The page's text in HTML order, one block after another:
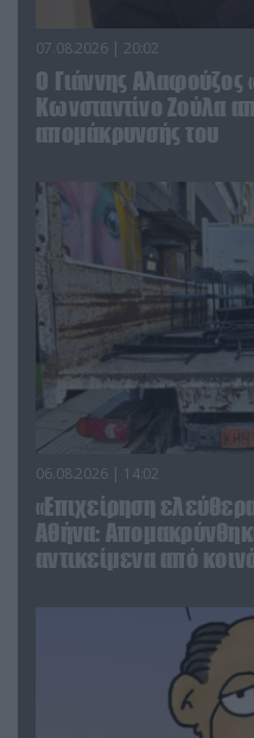
07.08.2026 | 20:02
Ο Γιάννης Αλαφούζος
Κωνσταντίνο Ζούλα
απομάκρυνσής του
06.08.2026 | 14:02
«Επιχείρηση
Αθήνα:
αντικείμενα από